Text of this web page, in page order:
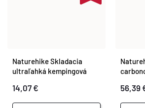
Naturehike Skladacia
ultraľahká kempingová
14,07 € 56,39